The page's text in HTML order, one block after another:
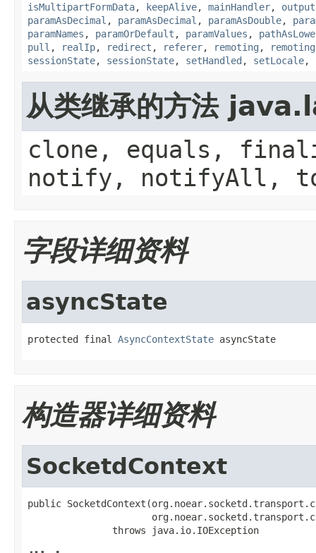
isMultipartFormData, keepAlive, mainHandler, output
paramAsDecimal , paramAsDecimal , paramAsDouble,
paramNames , paramOrDefault , paramValues ,
pull , realIp, redirect , referer, remoting ,
sessionState, sessionState, setHandled , setLocale,
从类继承的方法
clone, equals,
notify, notifyAll,
字段详细资料
asyncState
protected final AsyncContextState asyncState
构造器详细资料
SocketdContext
public
               throws java.io.IOException